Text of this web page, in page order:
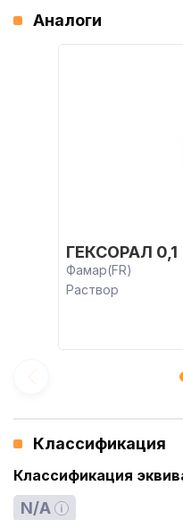
Аналоги
ГЕКСОРАЛ 0,1
Фамар(FR)
Раствор
Классификация
Классификация
N/A